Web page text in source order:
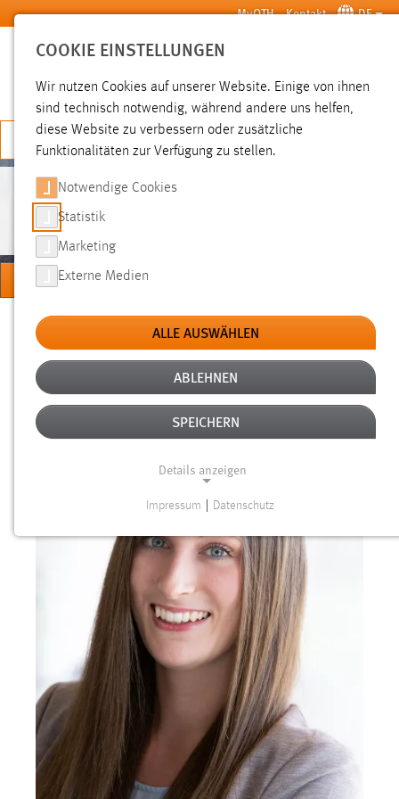
Zum Hauptinhalt springen MyOTH Kontakt DE
SUCHE
JETZT BEWERBEN
PERSONEN
Sie sind hier:
Hochschule Personen
COOKIE EINSTELLUNGEN
Wir nutzen Cookies auf unserer Website. Einige von ihnen
sind technisch notwendig, während andere uns helfen,
diese Website zu verbessern oder zusätzliche
Funktionalitäten zur Verfügung zu stellen.
Notwendige Cookies
Statistik
Marketing
Externe Medien
ALLE AUSWÄHLEN
ABLEHNEN
SPEICHERN
Details anzeigen
Notwendige Cookies ermöglichen grundlegende
Funktionen und sind für die einwandfreie Funktion der
Website erforderlich.
Einverständnis
Name:
cookie_consent
Zweck:
Dieser Cookie speichert die ausgewählten Einverständnis-
Optionen des Benutzers
Cookie Laufzeit:
Impressum Datenschutz